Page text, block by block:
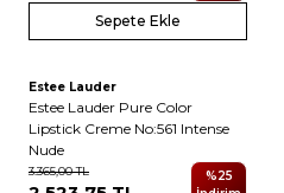
Sepete Ekle
Estee Lauder
Estee Lauder Pure Color
Lipstick Creme No:561 Intense
Nude
3.365,00TL %25